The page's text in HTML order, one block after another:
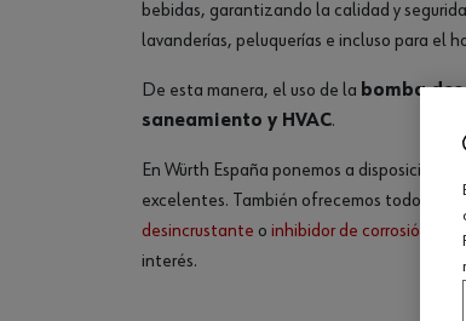
bebidas, garantizando la calidad y
lavanderías, peluquerías e incluso para el
De esta manera, el uso de la bomba
saneamiento y HVAC.
En Würth España ponemos a disposición,
excelentes. También ofrecemos todos los
desincrustante o inhibidor de corrosión .
interés.